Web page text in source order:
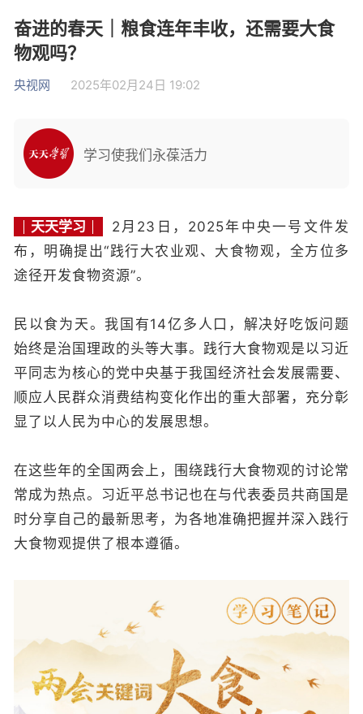
奋进的春天｜粮食连年丰收，还需要大食
物观吗？
央视网 2025年02月24日 19:02
学习使我们永葆活力
天天学习
2月23日，2025年中央一号文件发
布，明确提出“践行大农业观、大食物观，全方位多
途径开发食物资源”。
民以食为天。我国有14亿多人口，解决好吃饭问题
始终是治国理政的头等大事。践行大食物观是以习近
平同志为核心的党中央基于我国经济社会发展需要、
顺应人民群众消费结构变化作出的重大部署，充分彰
显了以人民为中心的发展思想。
在这些年的全国两会上，围绕践行大食物观的讨论常
常成为热点。习近平总书记也在与代表委员共商国是
时分享自己的最新思考，为各地准确把握并深入践行
大食物观提供了根本遵循。